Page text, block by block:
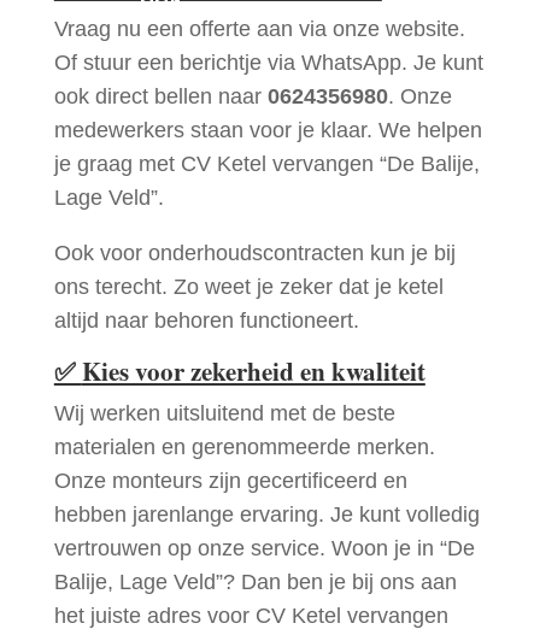
Vraag nu een offerte aan via onze website.
Of stuur een berichtje via WhatsApp. Je kunt
ook direct bellen naar 0624356980. Onze
medewerkers staan voor je klaar. We helpen
je graag met CV Ketel vervangen “De Balije,
Lage Veld”.
Ook voor onderhoudscontracten kun je bij
ons terecht. Zo weet je zeker dat je ketel
altijd naar behoren functioneert.
✅Kies voor zekerheid en kwaliteit
Wij werken uitsluitend met de beste
materialen en gerenommeerde merken.
Onze monteurs zijn gecertificeerd en
hebben jarenlange ervaring. Je kunt volledig
vertrouwen op onze service. Woon je in “De
Balije, Lage Veld”? Dan ben je bij ons aan
het juiste adres voor CV Ketel vervangen